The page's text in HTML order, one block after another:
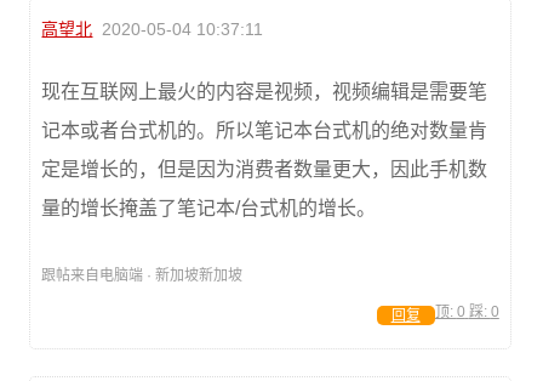
高望北 2020-05-04 10:37:11
现在互联网上最火的内容是视频，视频编辑是需要笔
记本或者台式机的。所以笔记本台式机的绝对数量肯
定是增长的，但是因为消费者数量更大，因此手机数
量的增长掩盖了笔记本/台式机的增长。
跟帖来自电脑端 · 新加坡新加坡
顶: 0 踩: 0
回复